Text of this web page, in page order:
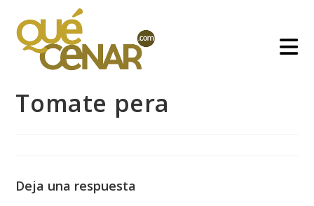
contenido
Tomate pera
Deja una respuesta